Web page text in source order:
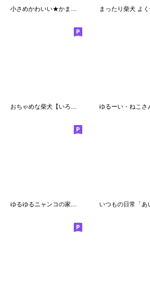
ゆるーい・ねこさ
ゆるゆるニャンコの家族メッセージ